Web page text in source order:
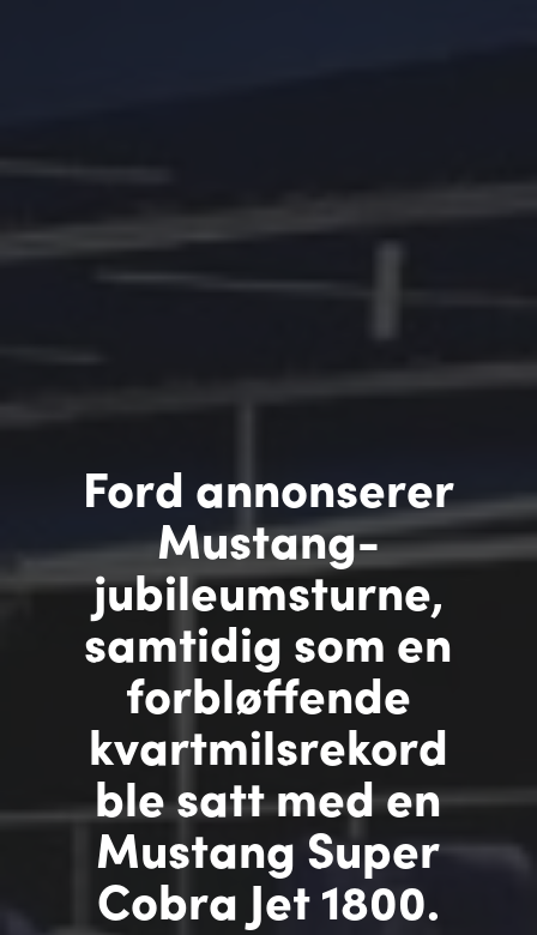
Ford annonserer
Mustang-
jubileumsturne,
samtidig som en
forbløffende
kvartmilsrekord
ble satt med en
Mustang Super
Cobra Jet 1800.